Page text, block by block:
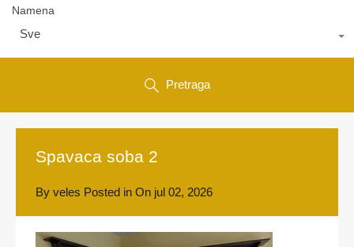
Namena
Sve
Pretraga
Spavaca soba 2
By veles Posted in On jul 02, 2026